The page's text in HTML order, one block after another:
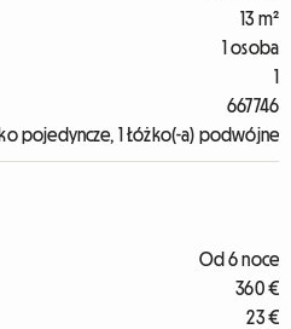
13 m²
1 osoba
1
667746
pojedyncze, 1 Łóżko(-a) podwójne
Od 6 noce
360 €
23 €